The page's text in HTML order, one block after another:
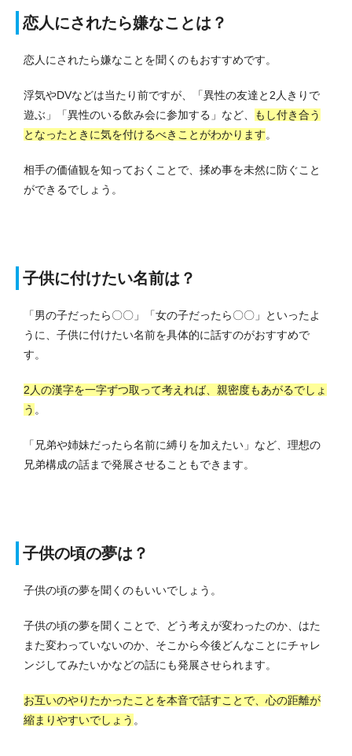
恋人にされたら嫌なことは？
恋人にされたら嫌なことを聞くのもおすすめです。
浮気やDVなどは当たり前ですが、「異性の友達と2人きりで
遊ぶ」「異性のいる飲み会に参加する」など、
もし付き合う
となったときに気を付けるべきことがわかります。
相手の価値観を知っておくことで、揉め事を未然に防ぐこと
ができるでしょう。
子供に付けたい名前は？
「男の子だったら〇〇」「女の子だったら〇〇」といったよ
うに、子供に付けたい名前を具体的に話すのがおすすめで
す。
2人の漢字を一字ずつ取って考えれば、親密度もあがるでしょ
う 。
「兄弟や姉妹だったら名前に縛りを加えたい」など、理想の
兄弟構成の話まで発展させることもできます。
子供の頃の夢は？
子供の頃の夢を聞くのもいいでしょう。
子供の頃の夢を聞くことで、どう考えが変わったのか、はた
また変わっていないのか、そこから今後どんなことにチャレ
ンジしてみたいかなどの話にも発展させられます。
お互いのやりたかったことを本音で話すことで、心の距離が
縮まりやすいでしょう 。